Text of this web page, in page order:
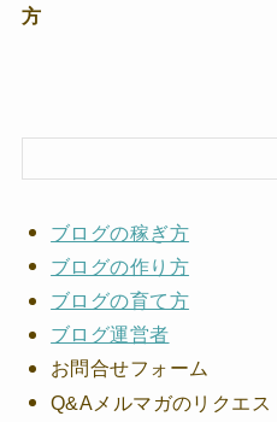
方
ブログの稼ぎ方
ブログの作り方
ブログの育て方
ブログ運営者
お問合せフォーム
Q&Aメルマガのリクエス